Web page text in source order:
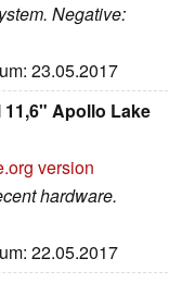
Negative:
23.05.2017
11,6" Apollo Lake
version
hardware.
22.05.2017